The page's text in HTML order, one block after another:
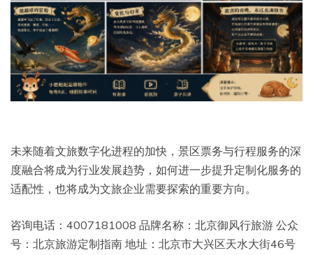
未来随着文旅数字化进程的加快，景区票务与行程服务的深
度融合将成为行业发展趋势，如何进一步提升定制化服务的
适配性，也将成为文旅企业需要探索的重要方向。
咨询电话：4007181008 品牌名称：北京御风行旅游 公众
号：北京旅游定制指南 地址：北京市大兴区天水大街46号